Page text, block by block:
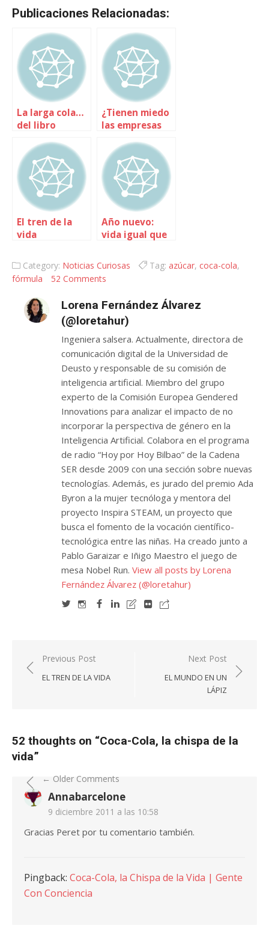
Publicaciones Relacionadas:
La larga cola…
del libro
¿Tienen miedo
las empresas
cola?
El tren de la
vida
Año nuevo:
vida igual que
Category: Noticias Curiosas Tag: azúcar, coca-cola,
fórmula
52 Comments
Lorena Fernández Álvarez
(@loretahur)
Ingeniera salsera. Actualmente, directora de
comunicación digital de la Universidad de
Deusto y responsable de su comisión de
inteligencia artificial. Miembro del grupo
experto de la Comisión Europea Gendered
Innovations para analizar el impacto de no
incorporar la perspectiva de género en la
Inteligencia Artificial. Colabora en el programa
de radio “Hoy por Hoy Bilbao” de la Cadena
SER desde 2009 con una sección sobre nuevas
tecnologías. Además, es jurado del premio Ada
Byron a la mujer tecnóloga y mentora del
proyecto Inspira STEAM, un proyecto que
busca el fomento de la vocación científico-
tecnológica entre las niñas. Ha creado junto a
Pablo Garaizar e Iñigo Maestro el juego de
mesa Nobel Run. View all posts by Lorena
Fernández Álvarez (@loretahur)
Navegación
de
Previous Post
EL TREN DE LA VIDA
Next Post
EL MUNDO EN UN
LÁPIZ
52 thoughts on “Coca-Cola, la chispa de la
vida”
Comment
navigation
← Older Comments
Annabarcelone
9 diciembre 2011 a las 10:58
Gracias Peret por tu comentario también.
Pingback: Coca-Cola, la Chispa de la Vida | Gente
Con Conciencia